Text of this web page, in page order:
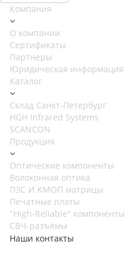
Компания
О компании
Сертификаты
Партнеры
Юридическая информация
Каталог
Cклад Санкт-Петербург
HGH Infrared Systems
SCANCON
Продукция
Оптические компоненты
Волоконная оптика
ПЗС И КМОП матрицы
Печатные платы
"High-Reliable" компоненты
СВЧ-разъёмы
Наши контакты